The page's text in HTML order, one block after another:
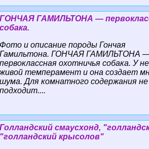
ГОНЧАЯ ГАМИЛЬТОНА —
собака.
Фото и описание породы Гончая
Гамильтона. ГОНЧАЯ ГАМИЛЬТОНА
первоклассная охотничья собака. У
живой темперамент и она создает
шума. Для комнатного содержания не
подходит....
Голландский смаусхонд,
"голландский крысолов"